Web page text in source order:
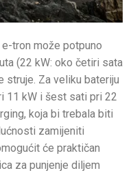
tron može potpuno
(22 kW: oko četiri sata
struje. Za veliku bateriju
11 kW i šest sati pri 22
koja bi trebala biti
zamijeniti
će praktičan
za punjenje diljem